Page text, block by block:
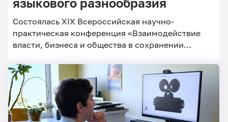
языкового разнообразия
Состоялась XIХ Всероссийская научно-
практическая конференция «Взаимодействие
власти, бизнеса и общества в сохранении